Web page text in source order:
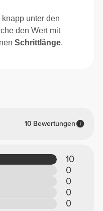
10 Bewertungen
10
0
0
0
0
unter den
den Wert mit
Schrittlänge.